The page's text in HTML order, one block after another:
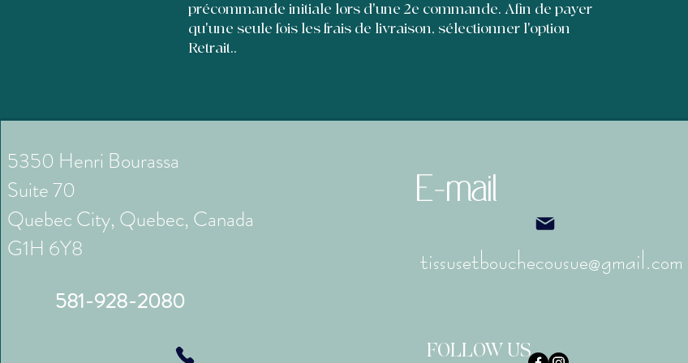
précommande initiale lors d'une 2e commande. Afin de payer
qu'une seule fois les frais de livraison, sélectionner l'option
Retrait..
5350 Henri Bourassa
Suite 70
Quebec City, Quebec, Canada
G1H 6Y8
581-928-2080
E-mail
tissusetbouchecousue@gmail.com
FOLLOW US